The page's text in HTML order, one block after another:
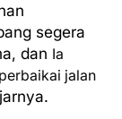
segera
dan Ia
jalan